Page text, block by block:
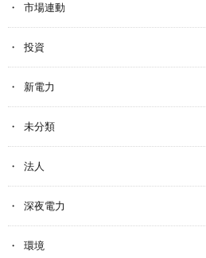
市場連動
投資
新電力
未分類
法人
深夜電力
環境